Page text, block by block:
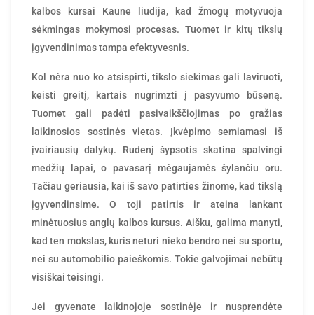
kalbos kursai Kaune liudija, kad žmogų motyvuoja
sėkmingas mokymosi procesas. Tuomet ir kitų tikslų
įgyvendinimas tampa efektyvesnis.
Kol nėra nuo ko atsispirti, tikslo siekimas gali laviruoti,
keisti greitį, kartais nugrimzti į pasyvumo būseną.
Tuomet gali padėti pasivaikščiojimas po gražias
laikinosios sostinės vietas. Įkvėpimo semiamasi iš
įvairiausių dalykų. Rudenį šypsotis skatina spalvingi
medžių lapai, o pavasarį mėgaujamės šylančiu oru.
Tačiau geriausia, kai iš savo patirties žinome, kad tikslą
įgyvendinsime. O toji patirtis ir ateina lankant
minėtuosius anglų kalbos kursus. Aišku, galima manyti,
kad ten mokslas, kuris neturi nieko bendro nei su sportu,
nei su automobilio paieškomis. Tokie galvojimai nebūtų
visiškai teisingi.
Jei gyvenate laikinojoje sostinėje ir nusprendėte